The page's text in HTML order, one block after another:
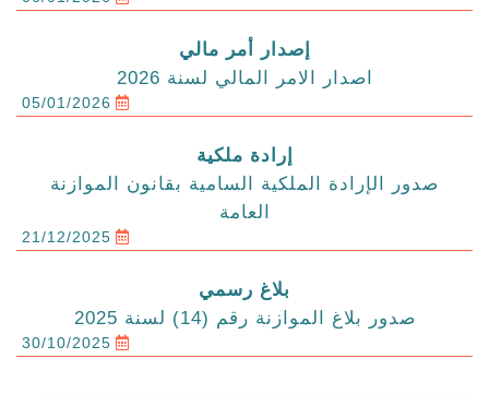
إصدار أمر مالي
اصدار الامر المالي لسنة 2026
05/01/2026
إرادة ملكية
صدور الإرادة الملكية السامية بقانون الموازنة
العامة
21/12/2025
بلاغ رسمي
صدور بلاغ الموازنة رقم (14) لسنة 2025
30/10/2025